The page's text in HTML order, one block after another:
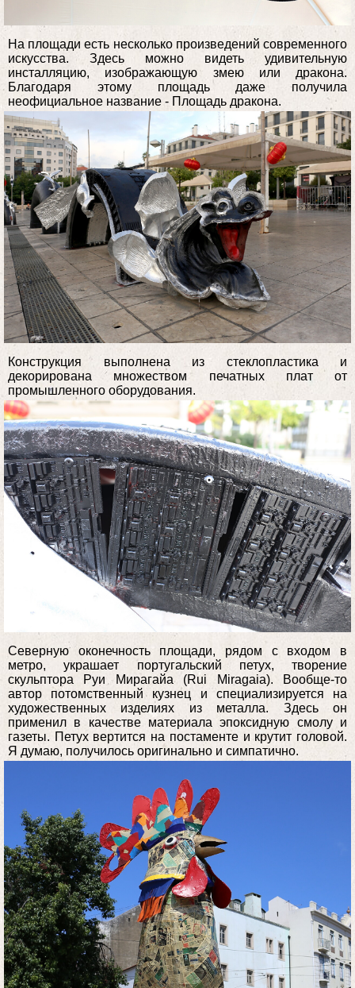
На площади есть несколько произведений современного
искусства. Здесь можно видеть удивительную
инсталляцию, изображающую змею или дракона.
Благодаря этому площадь даже получила
неофициальное название - Площадь дракона.
Конструкция выполнена из стеклопластика и
декорирована множеством печатных плат от
промышленного оборудования.
Северную оконечность площади, рядом с входом в
метро, украшает португальский петух, творение
скульптора Руи Мирагайа (Rui Miragaia). Вообще-то
автор потомственный кузнец и специализируется на
художественных изделиях из металла. Здесь он
применил в качестве материала эпоксидную смолу и
газеты. Петух вертится на постаменте и крутит головой.
Я думаю, получилось оригинально и симпатично.